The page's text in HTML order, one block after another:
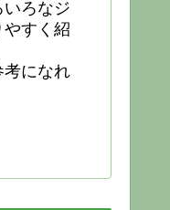
いろなジ
やすく紹
考になれ